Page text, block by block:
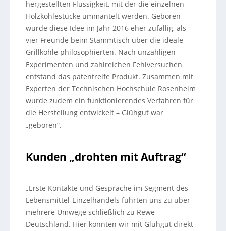
hergestellten Flüssigkeit, mit der die einzelnen
Holzkohlestücke ummantelt werden. Geboren
wurde diese Idee im Jahr 2016 eher zufällig, als
vier Freunde beim Stammtisch über die ideale
Grillkohle philosophierten. Nach unzähligen
Experimenten und zahlreichen Fehlversuchen
entstand das patentreife Produkt. Zusammen mit
Experten der Technischen Hochschule Rosenheim
wurde zudem ein funktionierendes Verfahren für
die Herstellung entwickelt – Glühgut war
„geboren“.
Kunden „drohten mit Auftrag“
„Erste Kontakte und Gespräche im Segment des
Lebensmittel-Einzelhandels führten uns zu über
mehrere Umwege schließlich zu Rewe
Deutschland. Hier konnten wir mit Glühgut direkt